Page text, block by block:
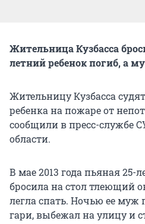
Жительница Кузбасса
летний ребенок погиб, а
Жительницу Кузбасса
ребенка на пожаре от
сообщили в пресс-службе
области.
В мае 2013 года пьяная
бросила на стол тлеющий
легла спать. Ночью ее муж
гари, выбежал на улицу и